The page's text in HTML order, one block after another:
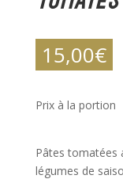
15,00€
Prix à la portion
Pâtes tomatées
légumes de